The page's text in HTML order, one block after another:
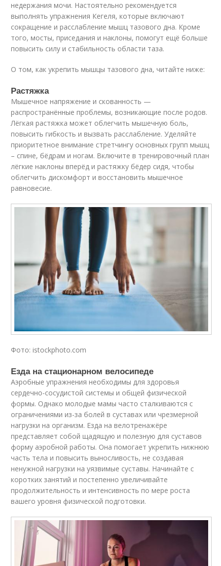
недержания мочи. Настоятельно рекомендуется
выполнять упражнения Кегеля, которые включают
сокращение и расслабление мышц тазового дна. Кроме
того, мосты, приседания и наклоны, помогут ещё больше
повысить силу и стабильность области таза.
О том, как укрепить мышцы тазового дна, читайте ниже:
Растяжка
Мышечное напряжение и скованность —
распространённые проблемы, возникающие после родов.
Лёгкая растяжка может облегчить мышечную боль,
повысить гибкость и вызвать расслабление. Уделяйте
приоритетное внимание стретчингу основных групп мышц
– спине, бёдрам и ногам. Включите в тренировочный план
лёгкие наклоны вперёд и растяжку бёдер сидя, чтобы
облегчить дискомфорт и восстановить мышечное
равновесие.
Фото: istockphoto.com
Езда на стационарном велосипеде
Аэробные упражнения необходимы для здоровья
сердечно-сосудистой системы и общей физической
формы. Однако молодые мамы часто сталкиваются с
ограничениями из-за болей в суставах или чрезмерной
нагрузки на организм. Езда на велотренажёре
представляет собой щадящую и полезную для суставов
форму аэробной работы. Она помогает укрепить нижнюю
часть тела и повысить выносливость, не создавая
ненужной нагрузки на уязвимые суставы. Начинайте с
коротких занятий и постепенно увеличивайте
продолжительность и интенсивность по мере роста
вашего уровня физической подготовки.